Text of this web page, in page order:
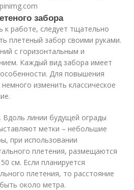
забора
к работе, следует тщательно
плетеный забор своими руками.
с горизонтальным и
Каждый вид забора имеет
Для повышения
изменить классическое
Вдоль линии будущей ограды
метки – небольшие
при использовании
плетения, размещаются
см. Если планируется
плетения, то расстояние
около метра.